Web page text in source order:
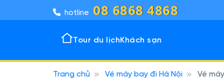
hotline 08 6868 4868
Tour du lịch
Tour
Khách sạn
Trang chủ Vé máy bay đi Hà Nội Vé